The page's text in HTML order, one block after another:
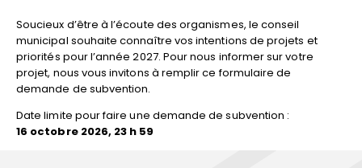
Soucieux d’être à l’écoute des organismes, le conseil
municipal souhaite connaître vos intentions de projets et
priorités pour l’année 2027. Pour nous informer sur votre
projet, nous vous invitons à remplir ce formulaire de
demande de subvention.
Date limite pour faire une demande de subvention :
16 octobre 2026, 23 h 59